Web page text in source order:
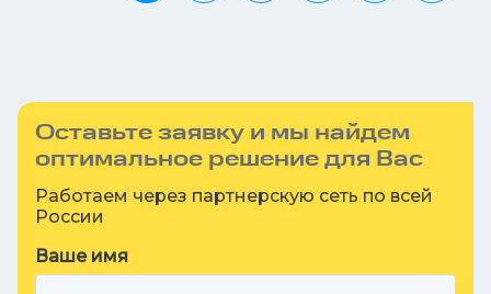
Оставьте заявку и мы найдем
оптимальное решение для Вас
Работаем через партнерскую сеть по всей
России
Ваше имя